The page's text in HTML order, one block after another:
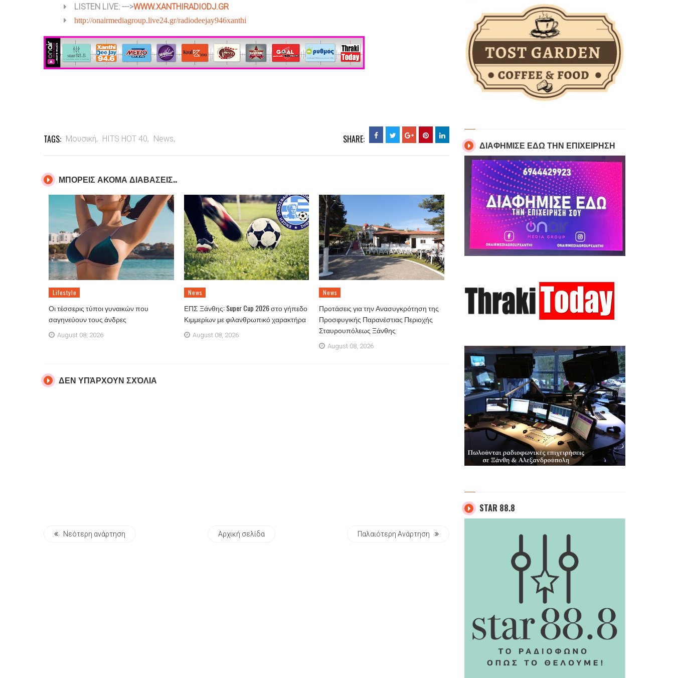
LISTEN LIVE: --->WWW.XANTHIRADIODJ.GR
http://onairmediagroup.live24.gr/radiodeejay946xanthi
TAGS: Μουσική, HITS HOT 40, News, SHARE:
ΜΠΟΡΕΙΣ ΑΚΟΜΑ ΔΙΑΒΑΣΕΙΣ..
Lifestyle
Οι τέσσερις τύποι γυναικών που
σαγηνεύουν τους άνδρες
August 08, 2026
News
ΕΠΣ Ξάνθης: Super Cup 2026 στο γήπεδο
Κιμμερίων με φιλανθρωπικό χαρακτήρα
August 08, 2026
News
Προτάσεις για την Ανασυγκρότηση της
Προσφυγικής Παρανέστιας Περιοχής
Σταυρουπόλεως Ξάνθης
August 08, 2026
ΔΕΝ ΥΠΆΡΧΟΥΝ ΣΧΌΛΙΑ
Νεότερη ανάρτηση Αρχική σελίδα Παλαιότερη Ανάρτηση
ΔΙΑΦΗΜΙΣΕ ΕΔΩ ΤΗΝ ΕΠΙΧΕΙΡΗΣΗ
STAR 88.8